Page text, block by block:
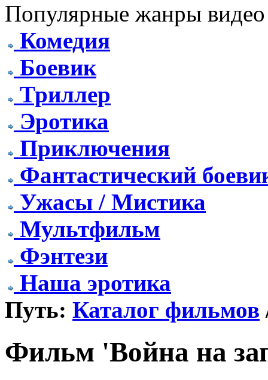
Популярные жанры видео
Комедия
Боевик
Триллер
Эротика
Приключения
Фантастический
Ужасы / Мистика
Мультфильм
Фэнтези
Наша эротика
Путь: Каталог фильмов
Фильм 'Война на